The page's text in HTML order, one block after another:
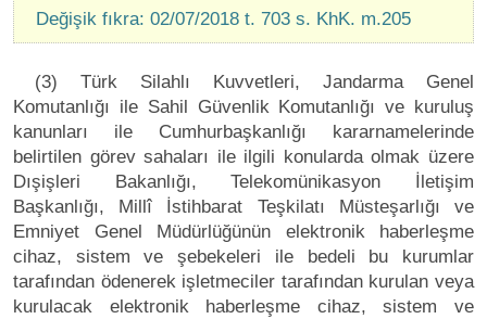
Değişik fıkra: 02/07/2018 t. 703 s. KhK. m.205
(3) Türk Silahlı Kuvvetleri, Jandarma Genel
Komutanlığı ile Sahil Güvenlik Komutanlığı ve kuruluş
kanunları ile Cumhurbaşkanlığı kararnamelerinde
belirtilen görev sahaları ile ilgili konularda olmak üzere
Dışişleri Bakanlığı, Telekomünikasyon İletişim
Başkanlığı, Millî İstihbarat Teşkilatı Müsteşarlığı ve
Emniyet Genel Müdürlüğünün elektronik haberleşme
cihaz, sistem ve şebekeleri ile bedeli bu kurumlar
tarafından ödenerek işletmeciler tarafından kurulan veya
kurulacak elektronik haberleşme cihaz, sistem ve